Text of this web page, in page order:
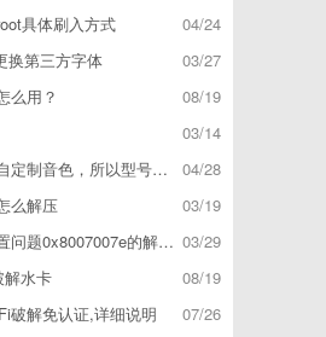
04/24
具体刷入方式
03/27
换第三方字体
08/19
么用？
03/14
04/28
色，所以型号通用，不用root
03/19
么解压
03/29
题0x8007007e的解决方
08/19
解水卡
07/26
破解免认证,详细说明